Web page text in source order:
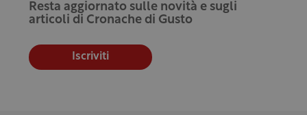
Resta aggiornato sulle novità e sugli
articoli di Cronache di Gusto
Iscriviti